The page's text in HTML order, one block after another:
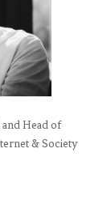
Head of
& Society